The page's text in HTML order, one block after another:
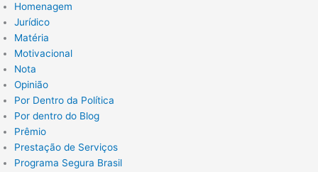
Homenagem
Jurídico
Matéria
Motivacional
Nota
Opinião
Por Dentro da Política
Por dentro do Blog
Prêmio
Prestação de Serviços
Programa Segura Brasil